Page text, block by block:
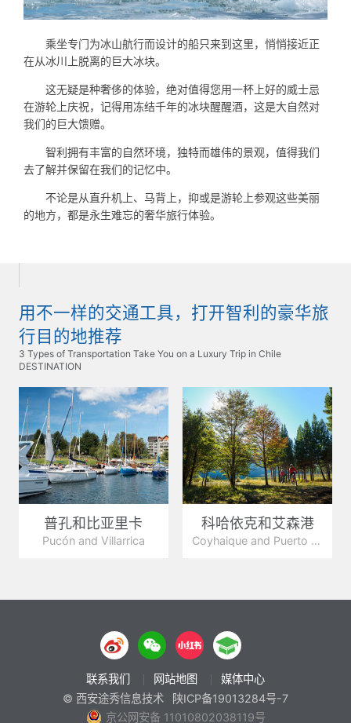
乘坐专门为冰山航行而设计的船只来到这里，悄悄接近正
在从冰川上脱离的巨大冰块。
这无疑是种奢侈的体验，绝对值得您用一杯上好的威士忌
在游轮上庆祝，记得用冻结千年的冰块醒醒酒，这是大自然对
我们的巨大馈赠。
智利拥有丰富的自然环境，独特而雄伟的景观，值得我们
去了解并保留在我们的记忆中。
不论是从直升机上、马背上，抑或是游轮上参观这些美丽
的地方，都是永生难忘的奢华旅行体验。
用不一样的交通工具，打开智利的豪华旅
行目的地推荐
3 Types of Transportation Take You on a Luxury Trip in Chile
DESTINATION
普孔和比亚里卡
Pucón and Villarrica
科哈依克和艾森港
Coyhaique and Puerto Aysen
联系我们 网站地图
媒体中心
© 西安途秀信息技术
陕ICP备19013284号-7
京公网安备 11010802038119号